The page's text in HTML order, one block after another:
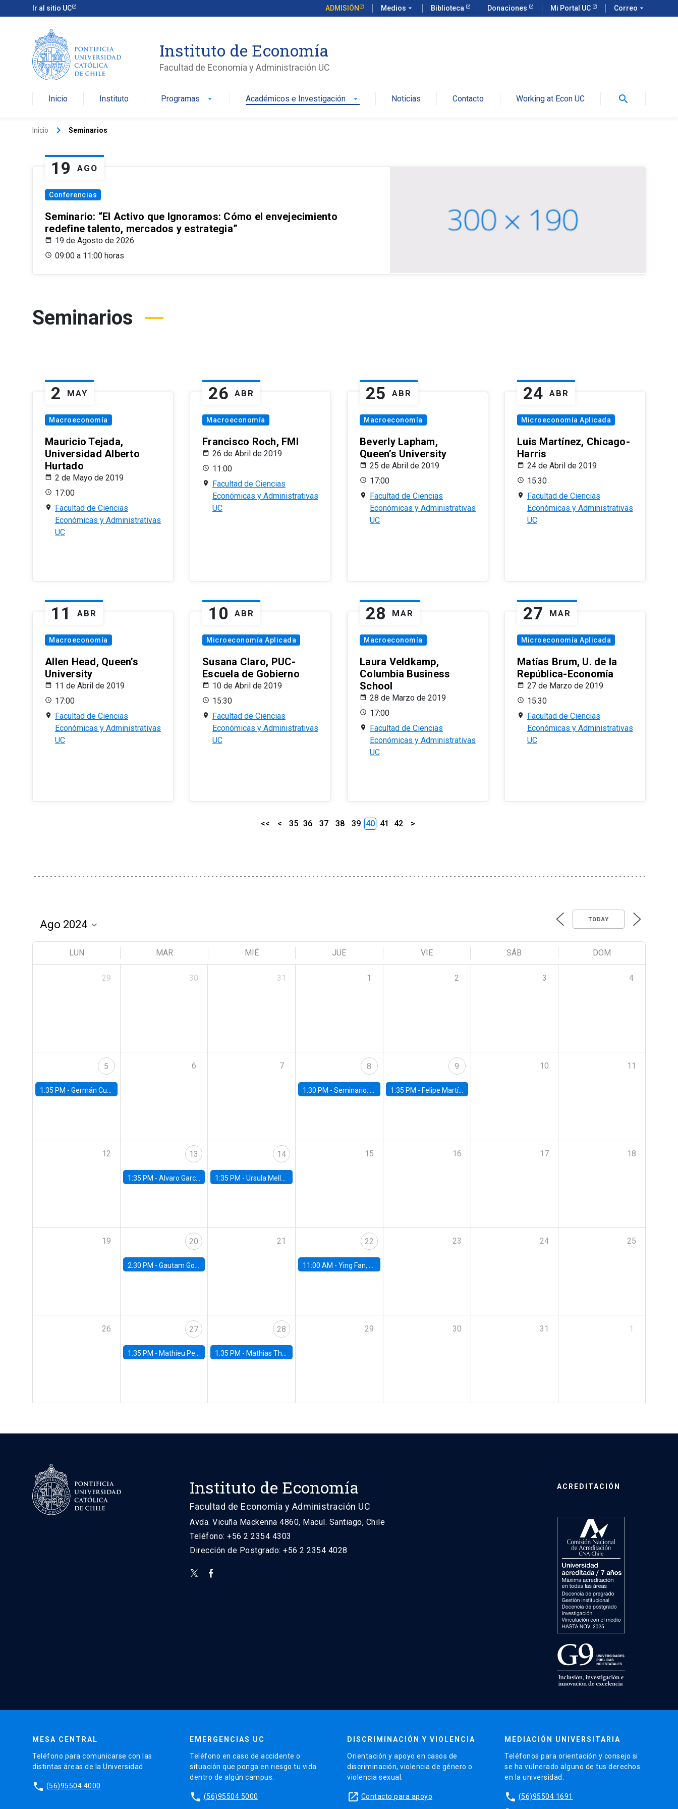
Ir al sitio UC ADMISIÓN Medios arrow_drop_down Biblioteca Donaciones Mi Portal UC Correo arrow_drop_down
Instituto de Economía
Facultad de Economía y Administración UC
Inicio Instituto Programas arrow_drop_down Académicos e Investigación arrow_drop_down Noticias Contacto Working at Econ UC search
Inicio keyboard_arrow_right Seminarios
19 AGO
Conferencias
Seminario: “El Activo que Ignoramos: Cómo el envejecimiento
redefine talento, mercados y estrategia”
19 de Agosto de 2026
09:00 a 11:00 horas
Seminarios
2 MAY
Macroeconomía
Mauricio Tejada,
Universidad Alberto
Hurtado
2 de Mayo de 2019
17:00
Facultad de Ciencias
Económicas y Administrativas
UC
26 ABR
Macroeconomía
Francisco Roch, FMI
26 de Abril de 2019
11:00
Facultad de Ciencias
Económicas y Administrativas
UC
25 ABR
Macroeconomía
Beverly Lapham,
Queen’s University
25 de Abril de 2019
17:00
Facultad de Ciencias
Económicas y Administrativas
UC
24 ABR
Microeconomía Aplicada
Luis Martínez, Chicago-
Harris
24 de Abril de 2019
15:30
Facultad de Ciencias
Económicas y Administrativas
UC
11 ABR
Macroeconomía
Allen Head, Queen’s
University
11 de Abril de 2019
17:00
Facultad de Ciencias
Económicas y Administrativas
UC
10 ABR
Microeconomía Aplicada
Susana Claro, PUC-
Escuela de Gobierno
10 de Abril de 2019
15:30
Facultad de Ciencias
Económicas y Administrativas
UC
28 MAR
Macroeconomía
Laura Veldkamp,
Columbia Business
School
28 de Marzo de 2019
17:00
Facultad de Ciencias
Económicas y Administrativas
UC
27 MAR
Microeconomía Aplicada
Matías Brum, U. de la
República-Economía
27 de Marzo de 2019
15:30
Facultad de Ciencias
Económicas y Administrativas
UC
<< < 35 36 37 38 39 40 41 42 >
TODAY
LUN MAR MIÉ JUE VIE SÁB DOM
29 30 31 1 2 3 4
5
1:35 PM - Germán Cubas, University of Houston
6 7 8
1:30 PM -Seminario: “Recuperando la humanidad para progresar en la era de la IA»
9
1:35 PM - Felipe Martínez, alumno Doctorado en Economía UC
10 11
12 13
1:35 PM - Alvaro Garcia-Marin, Universidad de Los Andes
14
1:35 PM -Ursula Mello, Insper - Institute of Education and Research
15 16 17 18
19 20
2:30 PM - Gautam Gowrisankaran, Columbia University
21 22
11:00 AM -Ying Fan, University of Michigan
23 24 25
26 27
1:35 PM - Mathieu Pedemonte, IDB
28
1:35 PM - Mathias Thoenig, University of Lausanne
29 30 31 1
Instituto de Economía
Facultad de Economía y Administración UC
Avda. Vicuña Mackenna 4860, Macul. Santiago, Chile
Teléfono: +56 2 2354 4303
Dirección de Postgrado: +56 2 2354 4028
ACREDITACIÓN
MESA CENTRAL
Teléfono para comunicarse con las
distintas áreas de la Universidad.
phone (56)95504 4000
EMERGENCIAS UC
Teléfono en caso de accidente o
situación que ponga en riesgo tu vida
dentro de algún campus.
phone (56)95504 5000
DISCRIMINACIÓN Y VIOLENCIA
Orientación y apoyo en casos de
discriminación, violencia de género o
violencia sexual.
launch Contacto para apoyo
MEDIACIÓN UNIVERSITARIA
Teléfonos para orientación y consejo si
se ha vulnerado alguno de tus derechos
en la universidad.
phone (56)95504 1691